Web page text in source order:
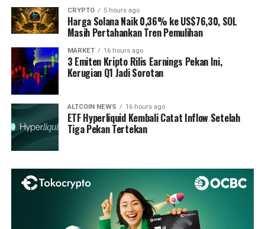
CRYPTO 5 hours ago
Harga Solana Naik 0,36% ke US$76,30, SOL
Masih Pertahankan Tren Pemulihan
MARKET 16 hours ago
3 Emiten Kripto Rilis Earnings Pekan Ini,
Kerugian Q1 Jadi Sorotan
ALTCOIN NEWS 16 hours ago
ETF Hyperliquid Kembali Catat Inflow Setelah
Tiga Pekan Tertekan